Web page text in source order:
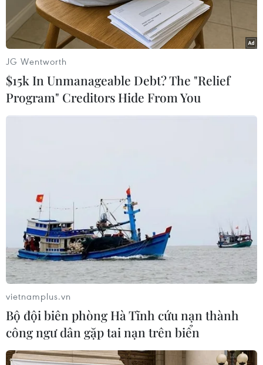
Rạng sáng 14/2, tại thành phố Đà Lạt (Lâm
Đồng) đã xảy ra 1 vụ cháy lớn tại Trung tâm
tranh thêu lụa Đà Lạt XQ Việt Nam trên đường
Mai Anh Đào, Phường 8.
Vụ cháy khá lớn bao trùm khu vực của Trung
tâm; hiện chưa có thống kê thiệt hại.
Thông tin ban đầu, vào lúc 0 giờ 15 ngày 14/2,
ngọn lửa bùng phát tại khu sảnh chính đón tiếp
khách hàng của Trung tâm tranh thêu lụa Đà
Lạt XQ Việt Nam.
JG Wentworth
$15k In Unmanageable Debt? The "Relief
Program" Creditors Hide From You
vietnamplus.vn
Bộ đội biên phòng Hà Tĩnh cứu nạn thành
công ngư dân gặp tai nạn trên biển